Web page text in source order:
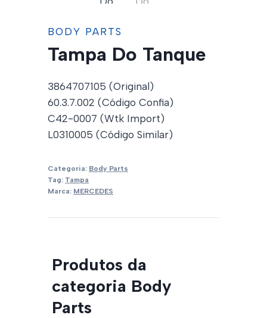
BODY PARTS
Tampa Do Tanque
3864707105 (Original)
60.3.7.002 (Código Confia)
C42-0007 (Wtk Import)
L0310005 (Código Similar)
Categoria: Body Parts
Tag: Tampa
Marca: MERCEDES
Produtos da
categoria Body
Parts